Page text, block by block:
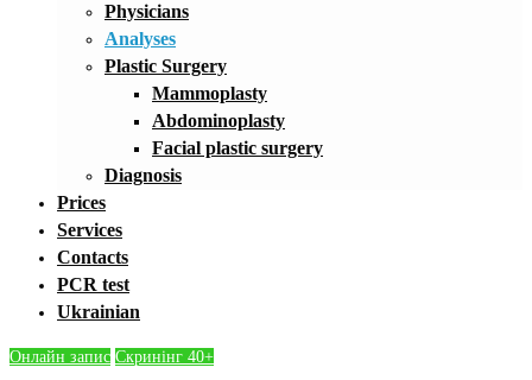
Physicians
Analyses
Plastic Surgery
Mammoplasty
Abdominoplasty
Facial plastic surgery
Diagnosis
Prices
Services
Contacts
PCR test
Ukrainian
Онлайн запис Скринінг 40+